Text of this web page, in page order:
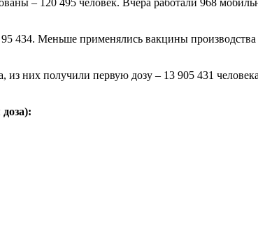
434. Меньше применялись вакцины
из них получили первую дозу – 13 905 431